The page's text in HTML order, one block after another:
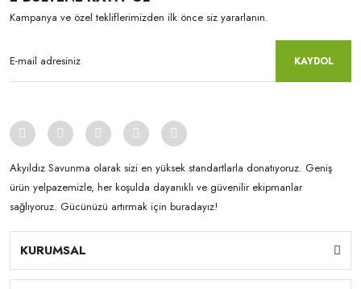
Kampanya ve özel tekliflerimizden ilk önce siz yararlanın.
KAYDOL
Akyıldız Savunma olarak sizi en yüksek standartlarla donatıyoruz. Geniş
ürün yelpazemizle, her koşulda dayanıklı ve güvenilir ekipmanlar
sağlıyoruz. Gücünüzü artırmak için buradayız!
KURUMSAL